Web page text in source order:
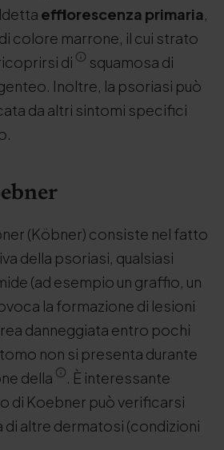
efflorescenza primaria,
colore marrone, il cui strato
di
squamosa di
Inoltre, la psoriasi può
da altri sintomi specifici
(Köbner) consiste nel fatto
della psoriasi, qualsiasi
(ad esempio un graffio, un
la formazione di lesioni
danneggiata entro pochi
non si presenta durante
della
. È interessante
di Koebner può verificarsi
di altre dermatosi (condizioni